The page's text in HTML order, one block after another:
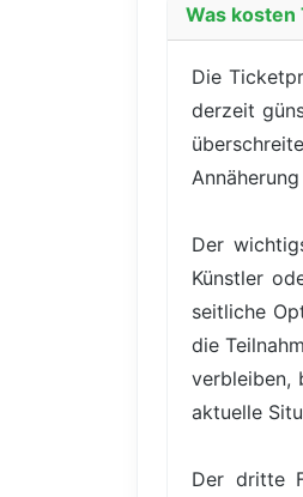
Was kosten
Die
derzeit
Der
Künstler
seitliche
die
verbleiben,
aktuelle
Der dritte